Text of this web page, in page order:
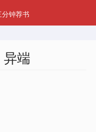
分钟荐书
端